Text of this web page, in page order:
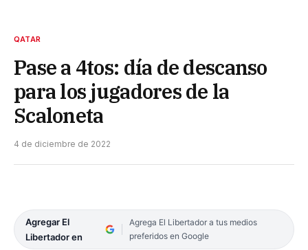
QATAR
Pase a 4tos: día de descanso
para los jugadores de la
Scaloneta
4 de diciembre de 2022
Agregar El
Libertador en
Agrega El Libertador a tus medios
preferidos en Google